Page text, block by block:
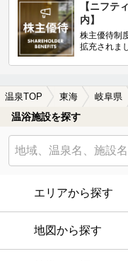
【ニフテ
内】
株主優待制
拡充されま
温泉TOP 東海 岐阜県
温浴施設を探す
エリアから探す
地図から探す